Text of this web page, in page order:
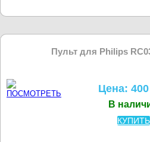
Пульт для Philips
Цена:
В
КУПИТЬ